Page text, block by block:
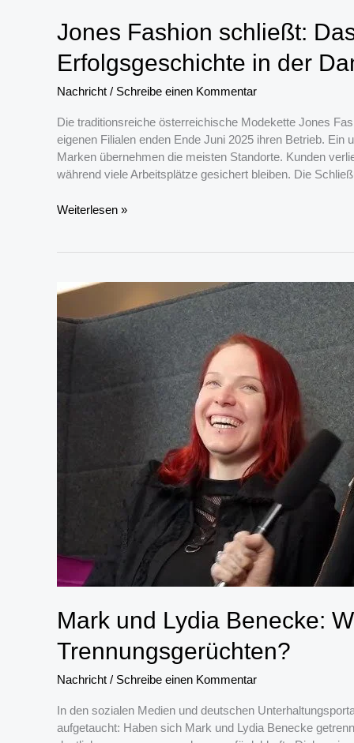
Jones Fashion schließt:
Erfolgsgeschichte in der
Nachricht / Schreibe einen Kommentar
Die traditionsreiche österreichische Modekette Jones
eigenen Filialen enden Ende Juni 2025 ihren Betrieb.
Marken übernehmen die meisten Standorte. Kunden
während viele Arbeitsplätze gesichert bleiben. Die
Jones
einer
jährigen
Erfolgsgeschichte
Weiterlesen »
Mark und Lydia Benecke:
Trennungsgerüchten?
Nachricht / Schreibe einen Kommentar
In den sozialen Medien und deutschen
aufgetaucht: Haben sich Mark und Lydia Benecke